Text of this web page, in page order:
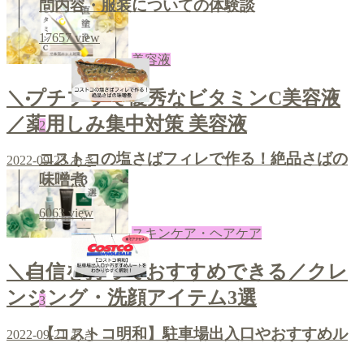
美容液
＼プチプラで優秀なビタミンC美容液
／薬用しみ集中対策 美容液
2022-09-23 あき
スキンケア・ヘアケア
＼自信を持っておすすめできる／クレ
ンジング・洗顔アイテム3選
2022-09-21 あき
問内容・服装についての体験談
17657view
2
コストコの塩さばフィレで作る！絶品さばの
味噌煮
6063view
3
【コストコ明和】駐車場出入口やおすすめル